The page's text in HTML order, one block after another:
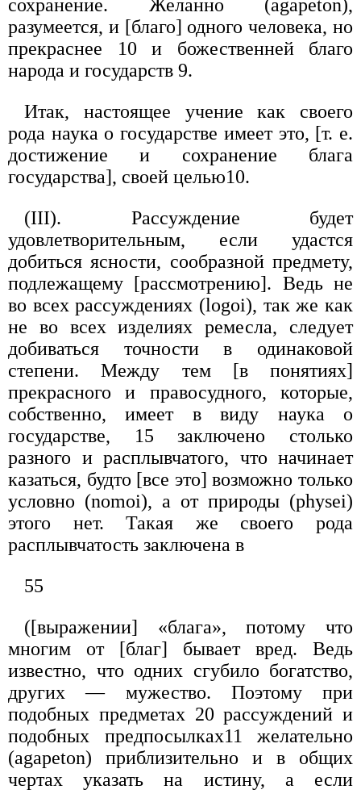
сохранение. Желанно (agapeton),
разумеется, и [благо] одного человека, но
прекраснее 10 и божественней благо
народа и государств 9.
Итак, настоящее учение как своего
рода наука о государстве имеет это, [т. е.
достижение и сохранение блага
государства], своей целью10.
(III). Рассуждение будет
удовлетворительным, если удастся
добиться ясности, сообразной предмету,
подлежащему [рассмотрению]. Ведь не
во всех рассуждениях (logoi), так же как
не во всех изделиях ремесла, следует
добиваться точности в одинаковой
степени. Между тем [в понятиях]
прекрасного и правосудного, которые,
собственно, имеет в виду наука о
государстве, 15 заключено столько
разного и расплывчатого, что начинает
казаться, будто [все это] возможно только
условно (nomoi), а от природы (physei)
этого нет. Такая же своего рода
расплывчатость заключена в
55
([выражении] «блага», потому что
многим от [благ] бывает вред. Ведь
известно, что одних сгубило богатство,
других — мужество. Поэтому при
подобных предметах 20 рассуждений и
подобных предпосылках11 желательно
(agapeton) приблизительно и в общих
чертах указать на истину, а если